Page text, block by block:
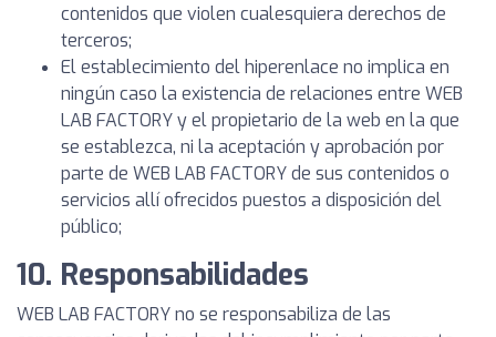
contenidos que violen cualesquiera derechos de
terceros;
El establecimiento del hiperenlace no implica en
ningún caso la existencia de relaciones entre WEB
LAB FACTORY y el propietario de la web en la que
se establezca, ni la aceptación y aprobación por
parte de WEB LAB FACTORY de sus contenidos o
servicios allí ofrecidos puestos a disposición del
público;
10. Responsabilidades
WEB LAB FACTORY no se responsabiliza de las